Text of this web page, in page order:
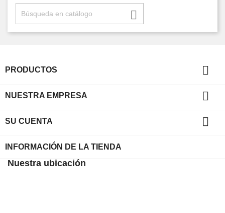

PRODUCTOS 
NUESTRA EMPRESA 
SU CUENTA 
INFORMACIÓN DE LA TIENDA
Nuestra ubicación